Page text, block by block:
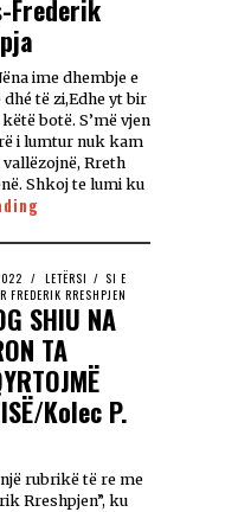
Frederik
ime dhembje e
të zi,Edhe yt bir
botë. S’më vjen
i lumtur nuk kam
vallëzojnë, Rreth
Shkoj te lumi ku
LETËRSI / SI E
FREDERIK RRESHPJEN
SHIU NA
TA
Kolec P.
rubrikë të re me
Rreshpjen”, ku